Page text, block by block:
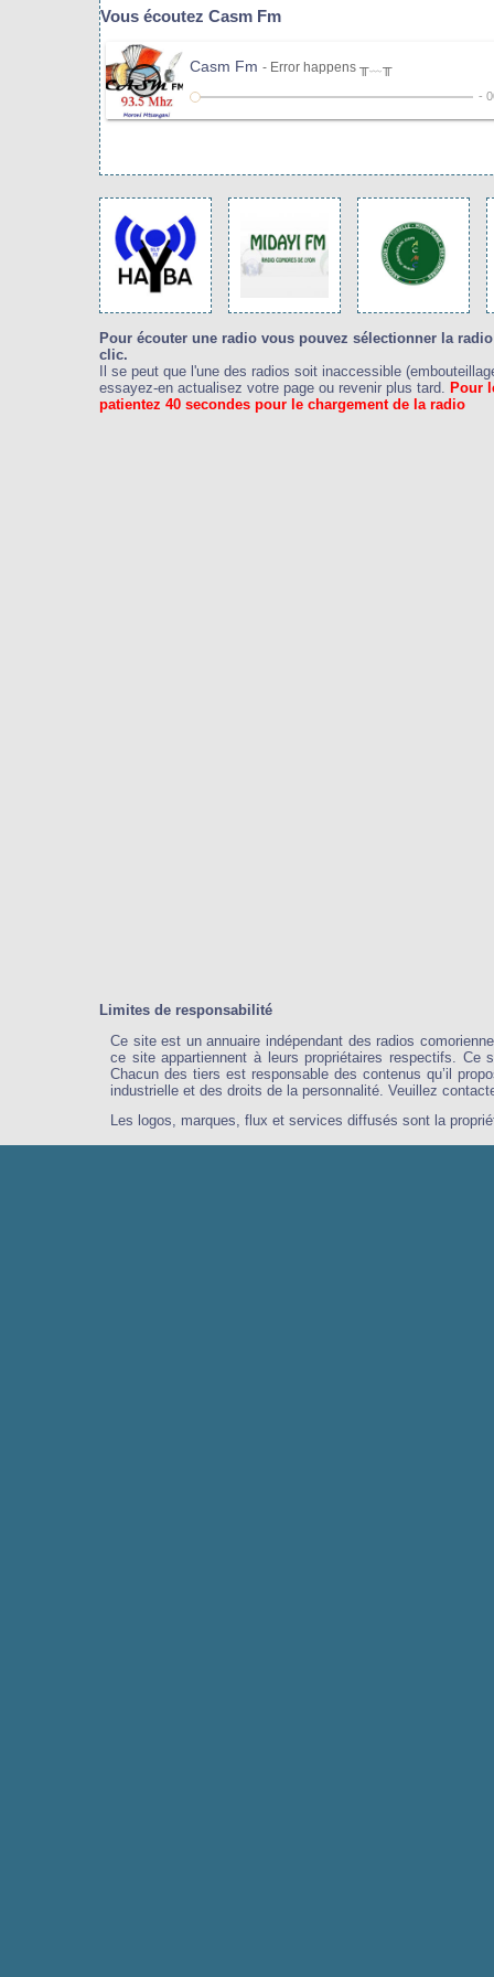
Vous écoutez Casm Fm
Casm Fm - Error happens ╥﹏╥
-
Pour écouter une radio vous pouvez sélectionner la
clic.
Il se peut que l'une des radios soit inaccessible
essayez-en actualisez votre page ou revenir plus tard.
Pour
patientez 40 secondes pour le chargement de la radio
Limites de responsabilité
Ce site est un annuaire indépendant des radios
ce site appartiennent à leurs propriétaires respectifs.
Chacun des tiers est responsable des contenus qu’il
industrielle et des droits de la personnalité. Veuillez
Les logos, marques, flux et services diffusés sont la